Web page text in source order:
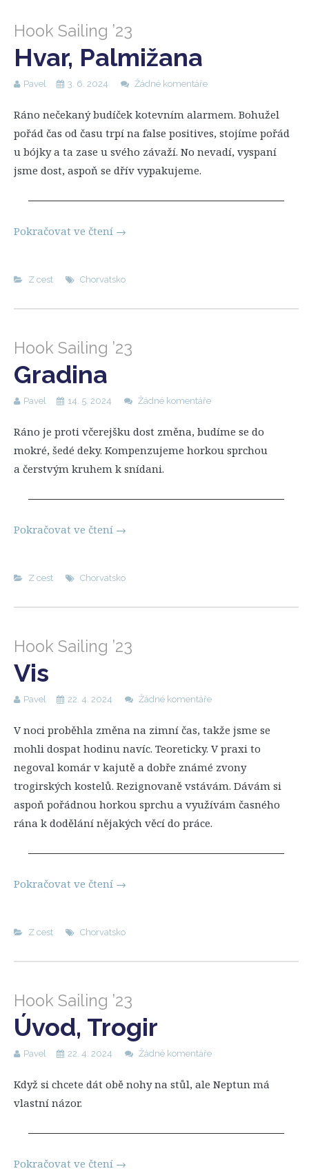
Hook Sailing ’23
Hvar, Palmižana
Pavel 3. 6. 2024 Žádné komentáře
Ráno nečekaný budíček kotevním alarmem. Bohužel
pořád čas od času trpí na false positives, stojíme pořád
u bójky a ta zase u svého závaží. No nevadí, vyspaní
jsme dost, aspoň se dřív vypakujeme.
Pokračovat ve čtení →
Z cest Chorvatsko
Hook Sailing ’23
Gradina
Pavel 14. 5. 2024 Žádné komentáře
Ráno je proti včerejšku dost změna, budíme se do
mokré, šedé deky. Kompenzujeme horkou sprchou
a čerstvým kruhem k snídani.
Pokračovat ve čtení →
Z cest Chorvatsko
Hook Sailing ’23
Vis
Pavel 22. 4. 2024 Žádné komentáře
V noci proběhla změna na zimní čas, takže jsme se
mohli dospat hodinu navíc. Teoreticky. V praxi to
negoval komár v kajutě a dobře známé zvony
trogirských kostelů. Rezignovaně vstávám. Dávám si
aspoň pořádnou horkou sprchu a využívám časného
rána k dodělání nějakých věcí do práce.
Pokračovat ve čtení →
Z cest Chorvatsko
Hook Sailing ’23
Úvod, Trogir
Pavel 22. 4. 2024 Žádné komentáře
Když si chcete dát obě nohy na stůl, ale Neptun má
vlastní názor.
Pokračovat ve čtení →